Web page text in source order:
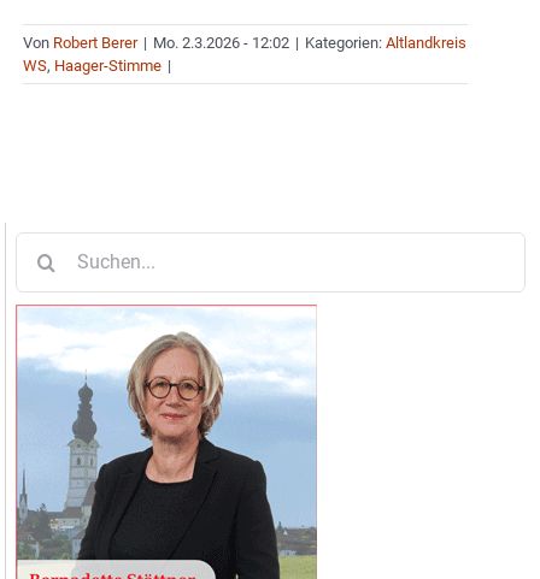
Von Robert Berer | Mo. 2.3.2026 - 12:02 | Kategorien: Altlandkreis
WS, Haager-Stimme |
nach: